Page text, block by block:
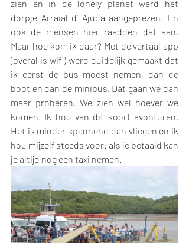
zien en in de lonely planet werd het
dorpje Arraial d’ Ajuda aangeprezen. En
ook de mensen hier raadden dat aan.
Maar hoe kom ik daar? Met de vertaal app
(overal is wifi) werd duidelijk gemaakt dat
ik eerst de bus moest nemen, dan de
boot en dan de minibus. Dat gaan we dan
maar proberen. We zien wel hoever we
komen. Ik hou van dit soort avonturen.
Het is minder spannend dan vliegen en ik
hou mijzelf steeds voor: als je betaald kan
je altijd nog een taxi nemen.